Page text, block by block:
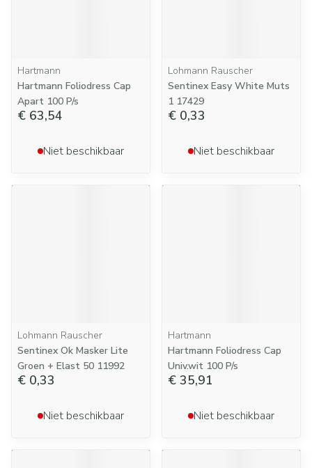
Hartmann
Hartmann Foliodress Cap
Apart 100 P/s
€ 63,54
Niet beschikbaar
Lohmann Rauscher
Sentinex Easy White Muts
1 17429
€ 0,33
Niet beschikbaar
Lohmann Rauscher
Sentinex Ok Masker Lite
Groen + Elast 50 11992
€ 0,33
Niet beschikbaar
Hartmann
Hartmann Foliodress Cap
Univ.wit 100 P/s
€ 35,91
Niet beschikbaar